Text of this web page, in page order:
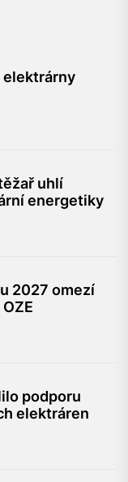
elektrárny
uhlí
energetiky
2027 omezí
podporu
elektráren